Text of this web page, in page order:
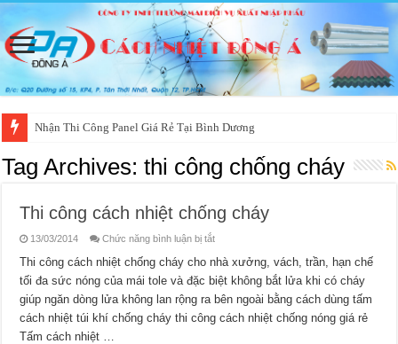
Nhận Thi Công Panel Giá Rẻ Tại Bình Dương
Tag Archives:thi công chống cháy
Thi công cách nhiệt chống cháy
13/03/2014 Chức năng bình luận bị tắtở
công
cách
nhiệt
cháy
Thi công cách nhiệt chống cháy cho nhà xưởng, vách, trần, hạn chế
tối đa sức nóng của mái tole và đặc biệt không bắt lửa khi có cháy
giúp ngăn dòng lửa không lan rộng ra bên ngoài bằng cách dùng tấm
cách nhiệt túi khí chống cháy thi công cách nhiệt chống nóng giá rẻ
Tấm cách nhiệt …